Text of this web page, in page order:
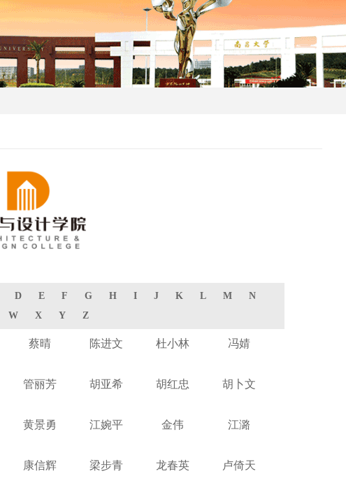
D E F G H I J K L M
N
W X Y Z
蔡晴 陈进文 杜小林 冯婧
管丽芳 胡亚希 胡红忠 胡卜文
黄景勇 江婉平 金伟 江潞
康信辉 梁步青 龙春英 卢倚天